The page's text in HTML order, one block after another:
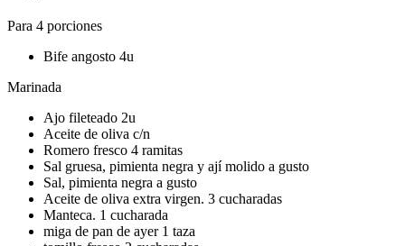
Para 4 porciones
Bife angosto 4u
Marinada
Ajo fileteado 2u
Aceite de oliva c/n
Romero fresco 4 ramitas
Sal gruesa, pimienta negra y ají molido a gusto
Sal, pimienta negra a gusto
Aceite de oliva extra virgen. 3 cucharadas
Manteca. 1 cucharada
miga de pan de ayer 1 taza